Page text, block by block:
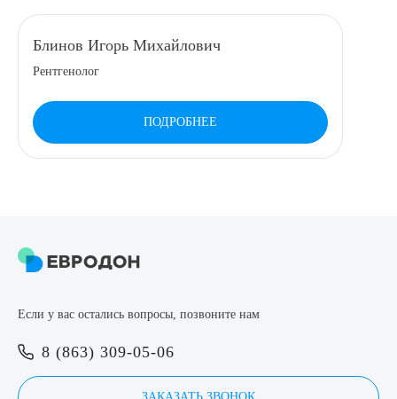
Блинов Игорь Михайлович
Рентгенолог
ПОДРОБНЕЕ
Если у вас остались вопросы, позвоните нам
8 (863) 309-05-06
ОТПРАВИТЬ
Я даю согласие наобработку персональных данных
Выберите сопутствующую услугу